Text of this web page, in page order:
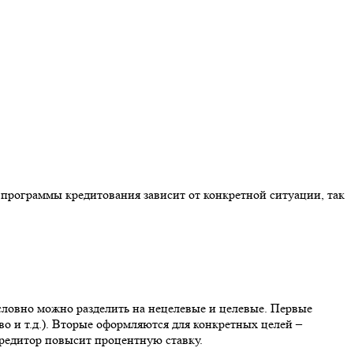
кредитования зависит от конкретной ситуации, так
можно разделить на нецелевые и целевые. Первые
и т.д.). Вторые оформляются для конкретных целей –
повысит процентную ставку.